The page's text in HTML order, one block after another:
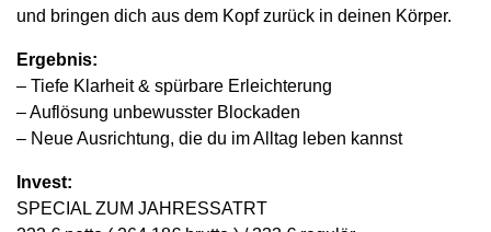
und bringen dich aus dem Kopf zurück in deinen Körper.
Ergebnis:
– Tiefe Klarheit & spürbare Erleichterung
– Auflösung unbewusster Blockaden
– Neue Ausrichtung, die du im Alltag leben kannst
Invest:
SPECIAL ZUM JAHRESSATRT